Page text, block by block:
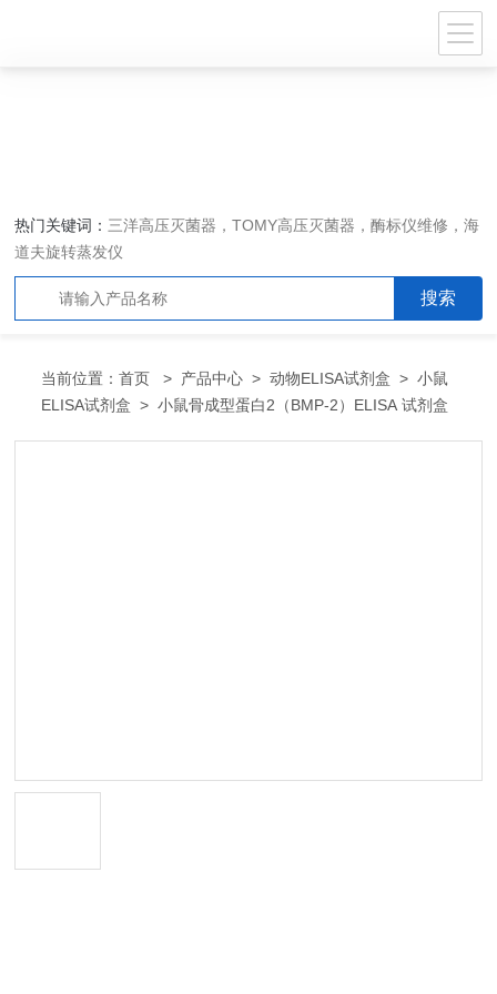
热门关键词： 三洋高压灭菌器，TOMY高压灭菌器，酶标仪维修，海
道夫旋转蒸发仪
当前位置：首页 > 产品中心 >动物ELISA试剂盒 >小鼠
ELISA试剂盒 > 小鼠骨成型蛋白2（BMP-2）ELISA 试剂盒